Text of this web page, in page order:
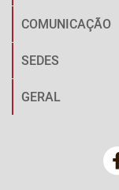
COMUNICAÇÃO
SEDES
GERAL